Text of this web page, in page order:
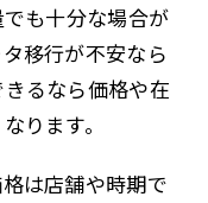
も十分な場合が
移行が不安なら
るなら価格や在
ります。
は店舗や時期で